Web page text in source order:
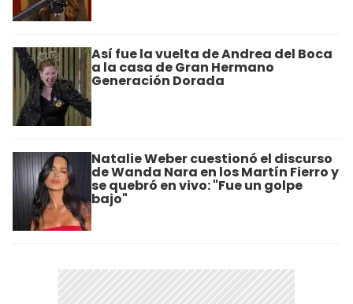
Así fue la vuelta de Andrea del Boca
a la casa de Gran Hermano
Generación Dorada
Natalie Weber cuestionó el discurso
de Wanda Nara en los Martín Fierro y
se quebró en vivo: "Fue un golpe
bajo"